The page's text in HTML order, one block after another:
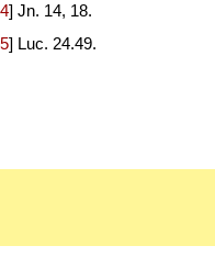
] Jn. 14, 18.
] Luc. 24.49.